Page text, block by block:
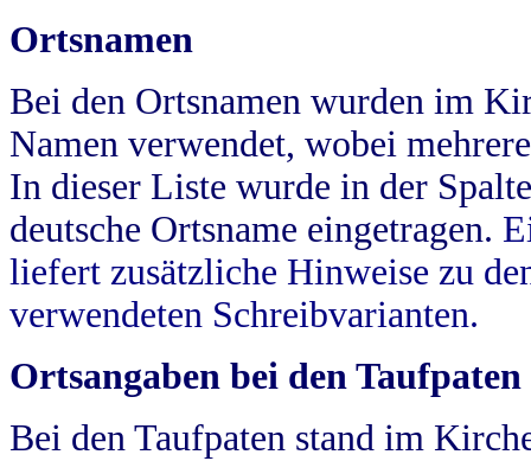
Ortsnamen
Bei den Ortsnamen wurden im
Namen verwendet, wobei
In dieser Liste wurde in der
deutsche Ortsname eingetragen.
liefert zusätzliche Hinweise zu
verwendeten Schreibvarianten.
Ortsangaben bei den Taufpaten
Bei den Taufpaten stand im